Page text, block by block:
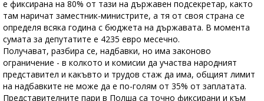
е фиксирана на 80% от тази на държавен подсекретар, както
там наричат заместник-министрите, а тя от своя страна се
определя всяка година с бюджета на държавата. В момента
сумата за депутатите е 4235 евро месечно.
Получават, разбира се, надбавки, но има законово
ограничение - в колкото и комисии да участва народният
представител и какъвто и трудов стаж да има, общият лимит
на надбавките не може да е по-голям от 35% от заплатата.
Представителните пари в Полша са точно фиксирани и към